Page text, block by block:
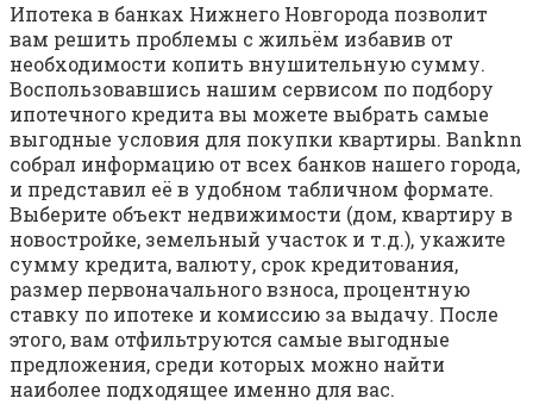
Ипотека в банках Нижнего Новгорода позволит
вам решить проблемы с жильём избавив от
необходимости копить внушительную сумму.
Воспользовавшись нашим сервисом по подбору
ипотечного кредита вы можете выбрать самые
выгодные условия для покупки квартиры. Banknn
собрал информацию от всех банков нашего города,
и представил её в удобном табличном формате.
Выберите объект недвижимости (дом, квартиру в
новостройке, земельный участок и т.д.), укажите
сумму кредита, валюту, срок кредитования,
размер первоначального взноса, процентную
ставку по ипотеке и комиссию за выдачу. После
этого, вам отфильтруются самые выгодные
предложения, среди которых можно найти
наиболее подходящее именно для вас.